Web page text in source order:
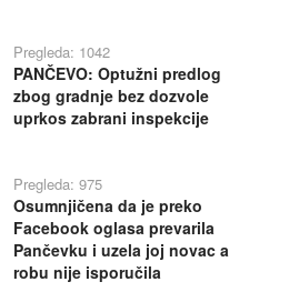
Pregleda: 1042
PANČEVO: Optužni predlog
zbog gradnje bez dozvole
uprkos zabrani inspekcije
Pregleda: 975
Osumnjičena da je preko
Facebook oglasa prevarila
Pančevku i uzela joj novac a
robu nije isporučila